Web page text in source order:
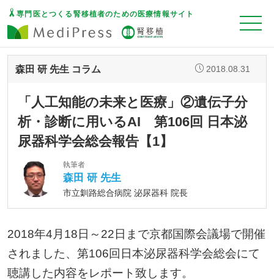
専門医とつくる腎移植者のための医療情報サイト
森田 研 先生 コラム 2018.08.31
「人工知能の未来と医療」②遺伝子分
析・診断に用いるAI 第106回 日本泌
尿器科学会総会報告【1】
執筆者
森田 研 先生
市立釧路総合病院 泌尿器科 院長
2018年4月18日～22日まで京都国際会議場で開催
されました、第106回日本泌尿器科学会総会にて
聴講した内容をレポート致します。